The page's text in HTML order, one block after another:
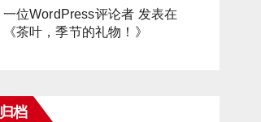
一位WordPress评论者 发表在
《茶叶，季节的礼物！ 》
归档